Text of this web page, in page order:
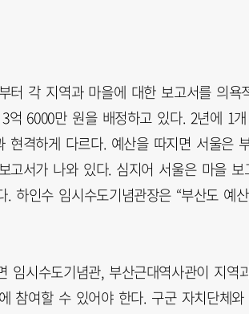
터 각 지역과 마을에 대한 보고서를 의욕
6000만 원을 배정하고 있다. 2년에 1개
격하게 다르다. 예산을 따지면 서울은
고서가 나와 있다. 심지어 서울은 마을 보
하인수 임시수도기념관장은 “부산도 예산
임시수도기념관, 부산근대역사관이 지역
참여할 수 있어야 한다. 구군 자치단체와